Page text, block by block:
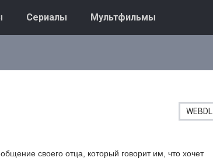
Сериалы Мультфильмы
WEBDL
своего отца, который говорит им, что хочет